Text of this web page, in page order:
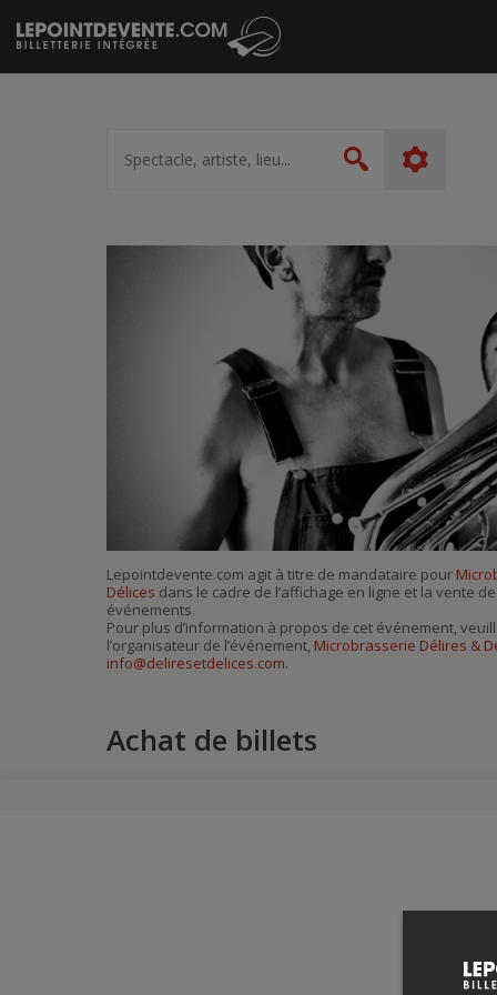
Passer
au
contenu
artiste,
lieu...
Rechercher
Lepointdevente.com agit à titre de mandataire pour
Délices dans le cadre de l’affichage en ligne et la vente
événements.
Pour plus d’information à propos de cet événement,
l’organisateur de l’événement, Microbrasserie Délires &
info@deliresetdelices.com.
Achat de billets